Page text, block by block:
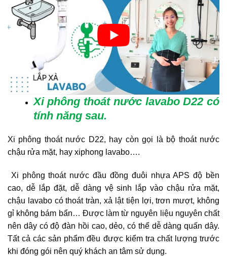
Xi phông thoát nước lavabo D22 có
tính năngsau.
Xi phông thoát nước D22, hay còn gọi là bộ thoát nước
chậu rửa mặt, hay xiphong lavabo….
Xi phông thoát nước đầu đồng đuôi nhựa APS độ bền
cao, dễ lắp đặt, dễ dàng vệ sinh lắp vào chậu rửa mặt,
chậu lavabo có thoát tràn, xả lật tiện lợi, trơn mượt, không
gỉ không bám bẩn… Được làm từ nguyên liệu nguyên chất
nên dây có độ đàn hồi cao, dẻo, có thể dễ dàng quấn dây.
Tất cả các sản phẩm đều được kiểm tra chất lượng trước
khi đóng gói nên quý khách an tâm sử dụng.